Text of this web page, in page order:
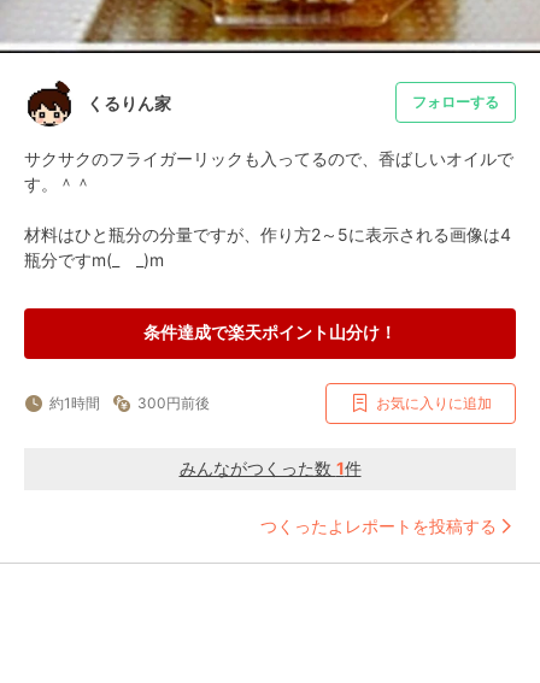
くるりん家 フォローする
サクサクのフライガーリックも入ってるので、香ばしいオイルで
す。＾＾
材料はひと瓶分の分量ですが、作り方2～5に表示される画像は4
瓶分ですm(_　_)m
条件達成で楽天ポイント山分け！
約1時間 300円前後 お気に入りに追加
みんながつくった数 1件
つくったよレポートを投稿する